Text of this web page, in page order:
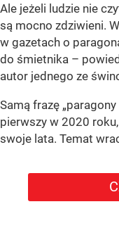
Ale jeżeli ludzie nie
są mocno zdziwieni.
w gazetach o
do śmietnika –
autor jednego ze
Samą frazę
pierwszy w 2020
swoje lata. Temat